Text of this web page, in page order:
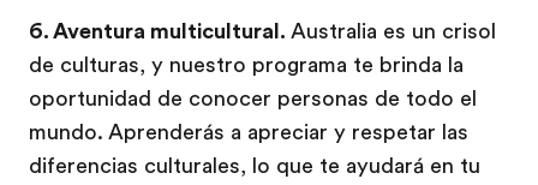
6. Aventura multicultural. Australia es un crisol
de culturas, y nuestro programa te brinda la
oportunidad de conocer personas de todo el
mundo. Aprenderás a apreciar y respetar las
diferencias culturales, lo que te ayudará en tu